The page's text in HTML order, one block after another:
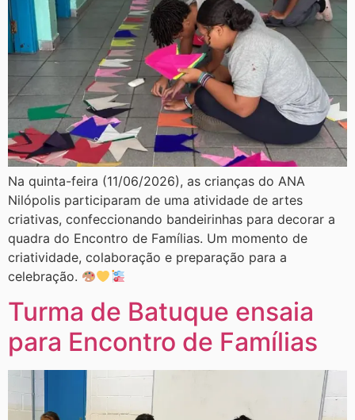
Na quinta-feira (11/06/2026), as crianças do ANA
Nilópolis participaram de uma atividade de artes
criativas, confeccionando bandeirinhas para decorar a
quadra do Encontro de Famílias. Um momento de
criatividade, colaboração e preparação para a
celebração.
Turma de Batuque ensaia
para Encontro de Famílias